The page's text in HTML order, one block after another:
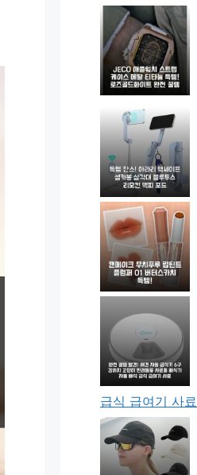
급식 급여기 사료